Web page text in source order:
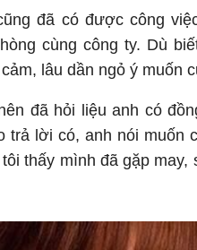
đã có được công
cùng công ty. Dù
lâu dần ngỏ ý muốn
đã hỏi liệu anh có
trả lời có, anh nói muốn
thấy mình đã gặp may,